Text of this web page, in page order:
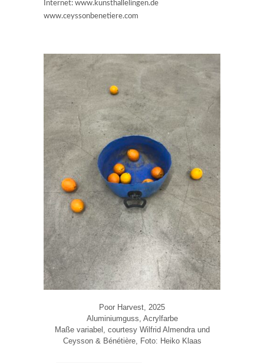
Internet: www.kunsthallelingen.de
www.ceyssonbenetiere.com
Poor Harvest, 2025
Aluminiumguss, Acrylfarbe
Maße variabel, courtesy Wilfrid Almendra und
Ceysson & Bénétière, Foto: Heiko Klaas